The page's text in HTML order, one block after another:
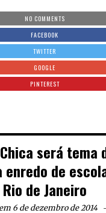
NO COMMENTS
FACEBOOK
TWITTER
GOOGLE
PINTEREST
será tema
enredo de
Rio de Janeiro
6 de dezembro de 2014